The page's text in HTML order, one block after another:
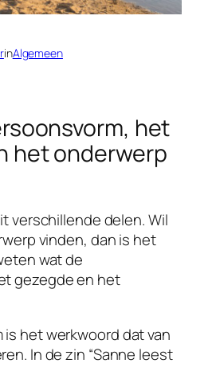
inAlgemeen
het
het onderwerp
verschillende delen. Wil
vinden, dan is het
wat de
gezegde en het
is het werkwoord dat van
In de zin “Sanne leest